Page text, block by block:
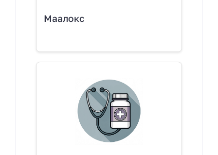
Маалокс